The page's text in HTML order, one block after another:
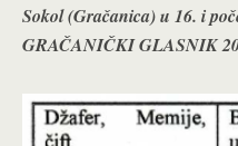
Sokol (Gračanica) u 16. i
GRAČANIČKI GLASNIK